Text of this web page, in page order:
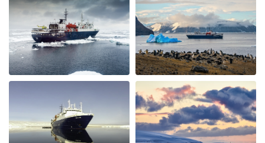
nice BBQ on deck one evening (in snow flurries….but
there was mulled wine to warm us up). Another
afternoon there was hot chocolate spiked with rum.
Every afternoon there was nice snack brought up. The
best part of the trip was the expedition team. Led by
expedition team leader Pippa and assistant leader
George, the entire team entertained us with great
lectures when they were not taking us on outings. We
saw plenty of wildlife daily. Weather prevented us from
flying to the emperor penguin colony,, but the team
took our safety seriously and we appreciated that. We